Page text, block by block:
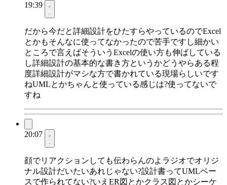
19:39
だから今だと詳細設計をひたすらやっているのでExcel
とかもそんなに使ってなかったので苦手ですし細かい
ところで言えばそういうExcelの使い方も伸ばしている
し詳細設計の基本的な書き方というかどうやらある程
度詳細設計がマシな方で書かれている現場らしいです
ねUMLとかちゃんと使っている感じは?使ってないで
すね
20:07
顔でリアクションしても伝わらんのよラジオでオリジ
ナル設計だいたいあれじゃない?設計書ってUMLベー
スで作られてない?いえER図とかクラス図とかシーケ